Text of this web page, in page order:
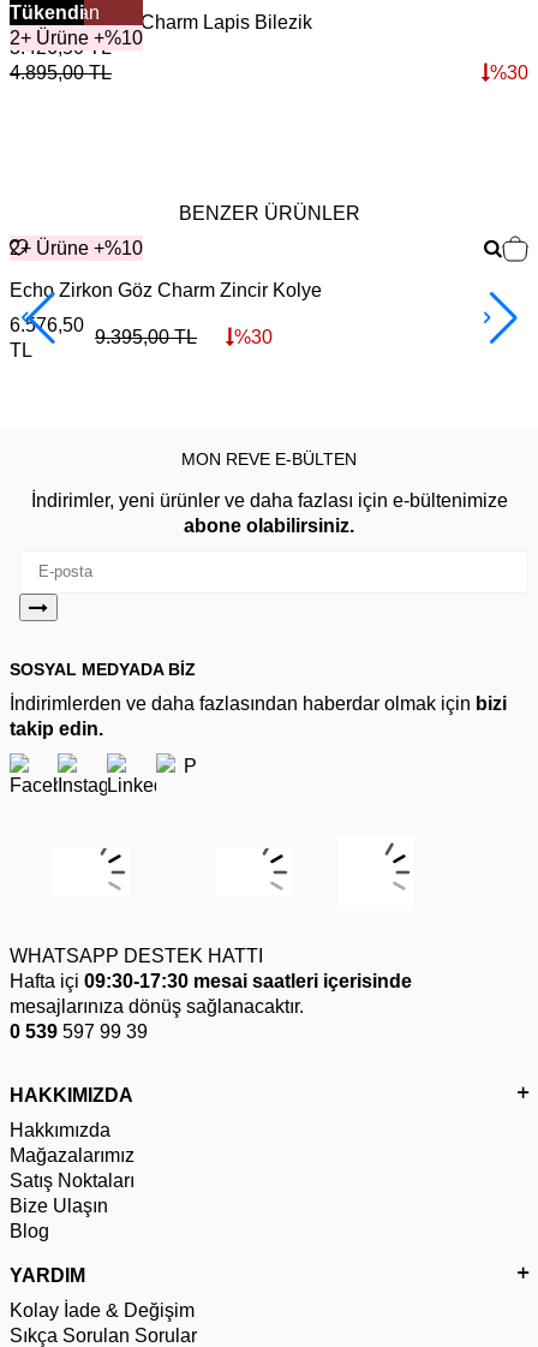
Çok Satan
2+ Ürüne +%10
Tükendi
Horizon Zirkon Charm Lapis Bilezik
3.426,50TL
4.895,00TL %30
BENZER ÜRÜNLER
2+ Ürüne +%10
Echo Zirkon Göz Charm Zincir Kolye
6.576,50
TL
9.395,00TL %30
MON REVE E-BÜLTEN
İndirimler, yeni ürünler ve daha fazlası için e-bültenimize
abone olabilirsiniz.
SOSYAL MEDYADA BİZ
İndirimlerden ve daha fazlasından haberdar olmak için bizi
takip edin.
WHATSAPP DESTEK HATTI
Hafta içi 09:30-17:30 mesai saatleri içerisinde
mesajlarınıza dönüş sağlanacaktır.
0 539 597 99 39
HAKKIMIZDA
Hakkımızda
Mağazalarımız
Satış Noktaları
Bize Ulaşın
Blog
YARDIM
Kolay İade & Değişim
Sıkça Sorulan Sorular